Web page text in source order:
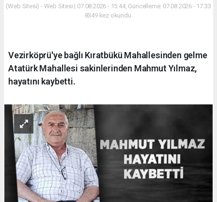
(Web Sitesi) - Web Sitesi | 07.08.2026 - 15:44, Güncelleme: 07.08.2026 - 17:33
8349 kez okundu.
Vezirköprü'ye bağlı Kıratbükü Mahallesinden gelme
Atatürk Mahallesi sakinlerinden Mahmut Yılmaz,
hayatını kaybetti.